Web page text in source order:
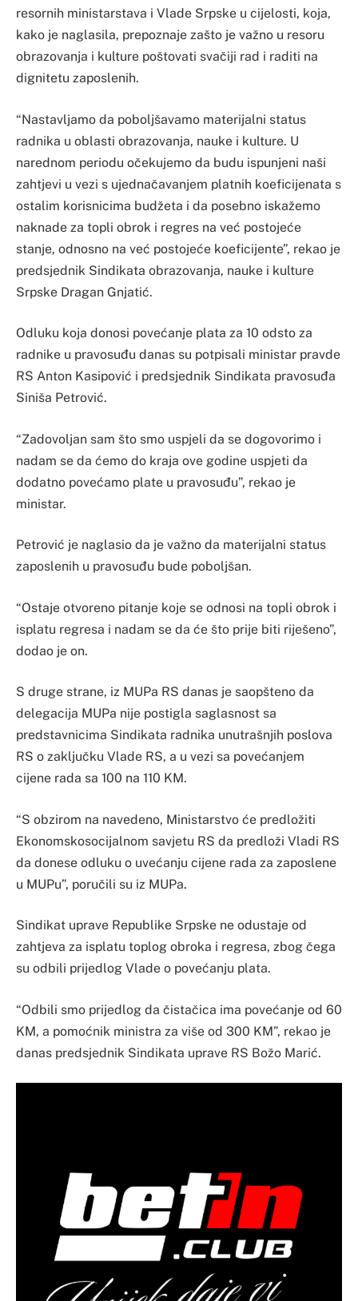
resornih ministarstava i Vlade Srpske u cijelosti, koja,
kako je naglasila, prepoznaje zašto je važno u resoru
obrazovanja i kulture poštovati svačiji rad i raditi na
dignitetu zaposlenih.
“Nastavljamo da poboljšavamo materijalni status
radnika u oblasti obrazovanja, nauke i kulture. U
narednom periodu očekujemo da budu ispunjeni naši
zahtjevi u vezi s ujednačavanjem platnih koeficijenata s
ostalim korisnicima budžeta i da posebno iskažemo
naknade za topli obrok i regres na već postojeće
stanje, odnosno na već postojeće koeficijente”, rekao je
predsjednik Sindikata obrazovanja, nauke i kulture
Srpske Dragan Gnjatić.
Odluku koja donosi povećanje plata za 10 odsto za
radnike u pravosuđu danas su potpisali ministar pravde
RS Anton Kasipović i predsjednik Sindikata pravosuđa
Siniša Petrović.
“Zadovoljan sam što smo uspjeli da se dogovorimo i
nadam se da ćemo do kraja ove godine uspjeti da
dodatno povećamo plate u pravosuđu”, rekao je
ministar.
Petrović je naglasio da je važno da materijalni status
zaposlenih u pravosuđu bude poboljšan.
“Ostaje otvoreno pitanje koje se odnosi na topli obrok i
isplatu regresa i nadam se da će što prije biti riješeno”,
dodao je on.
S druge strane, iz MUPa RS danas je saopšteno da
delegacija MUPa nije postigla saglasnost sa
predstavnicima Sindikata radnika unutrašnjih poslova
RS o zaključku Vlade RS, a u vezi sa povećanjem
cijene rada sa 100 na 110 KM.
“S obzirom na navedeno, Ministarstvo će predložiti
Ekonomskosocijalnom savjetu RS da predloži Vladi RS
da donese odluku o uvećanju cijene rada za zaposlene
u MUPu”, poručili su iz MUPa.
Sindikat uprave Republike Srpske ne odustaje od
zahtjeva za isplatu toplog obroka i regresa, zbog čega
su odbili prijedlog Vlade o povećanju plata.
“Odbili smo prijedlog da čistačica ima povećanje od 60
KM, a pomoćnik ministra za više od 300 KM”, rekao je
danas predsjednik Sindikata uprave RS Božo Marić.